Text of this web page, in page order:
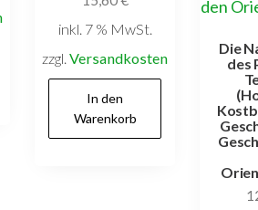
inkl. 7 % MwSt.
zzgl.Versandkosten
In den
Warenkorb
Die
des